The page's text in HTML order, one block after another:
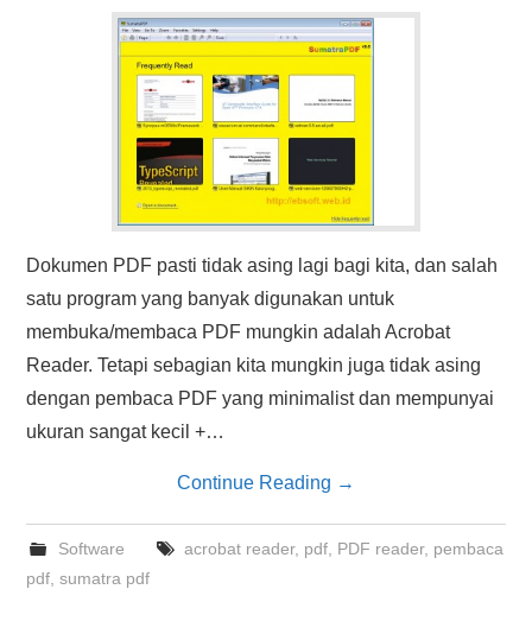
HASIL PENCARIAN
Dokumen PDF pasti tidak asing lagi bagi kita, dan salah
satu program yang banyak digunakan untuk
membuka/membaca PDF mungkin adalah Acrobat
Reader. Tetapi sebagian kita mungkin juga tidak asing
dengan pembaca PDF yang minimalist dan mempunyai
ukuran sangat kecil +…
Continue Reading →
Software acrobat reader, pdf, PDF reader, pembaca
pdf ,sumatra pdf